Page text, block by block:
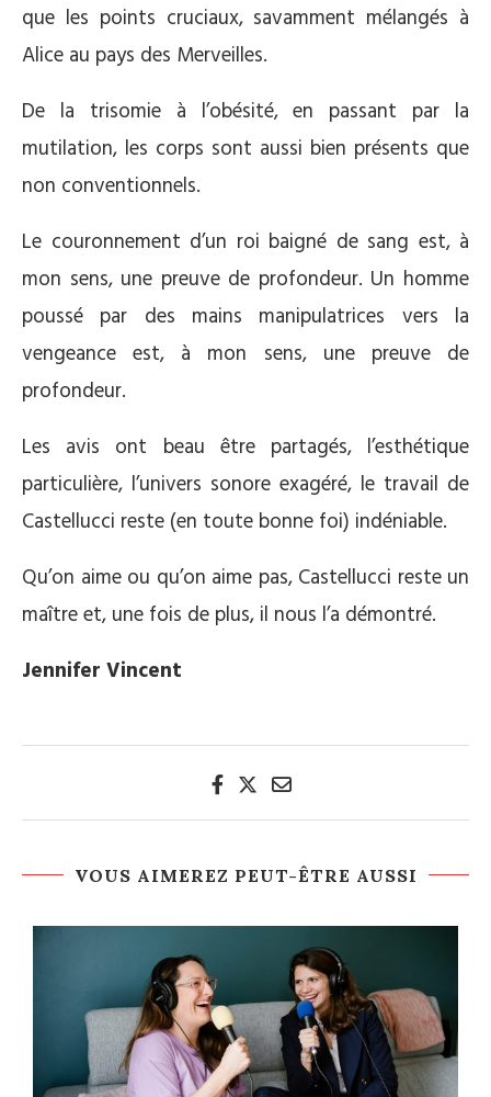
que les points cruciaux, savamment mélangés à
Alice au pays des Merveilles.
De la trisomie à l’obésité, en passant par la
mutilation, les corps sont aussi bien présents que
non conventionnels.
Le couronnement d’un roi baigné de sang est, à
mon sens, une preuve de profondeur. Un homme
poussé par des mains manipulatrices vers la
vengeance est, à mon sens, une preuve de
profondeur.
Les avis ont beau être partagés, l’esthétique
particulière, l’univers sonore exagéré, le travail de
Castellucci reste (en toute bonne foi) indéniable.
Qu’on aime ou qu’on aime pas, Castellucci reste un
maître et, une fois de plus, il nous l’a démontré.
Jennifer Vincent
VOUS AIMEREZ PEUT-ÊTRE AUSSI